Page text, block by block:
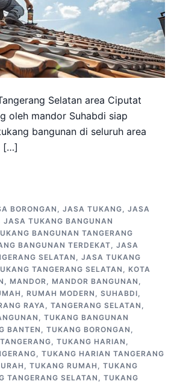
Selatan area Ciputat
oleh mandor Suhabdi siap
bangunan di seluruh area
[…]
BORONGAN , JASA TUKANG, JASA
JASA TUKANG BANGUNAN
BANGUNAN TANGERANG
BANGUNAN TERDEKAT, JASA
SELATAN , JASA TUKANG
TANGERANG SELATAN , KOTA
, MANDOR, MANDOR BANGUNAN ,
, RUMAH MODERN , SUHABDI,
RAYA, TANGERANG SELATAN ,
, TUKANG BANGUNAN
BANTEN, TUKANG BORONGAN ,
, TUKANG HARIAN ,
, TUKANG HARIAN TANGERANG
, TUKANG RUMAH , TUKANG
TANGERANG SELATAN , TUKANG